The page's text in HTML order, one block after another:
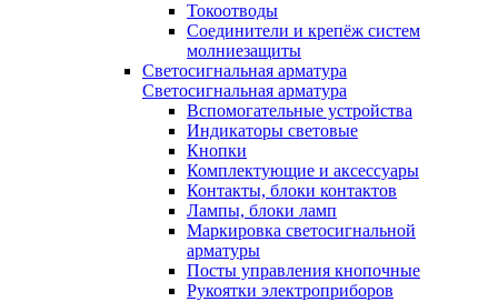
Токоотводы
Соединители и крепёж систем
молниезащиты
Светосигнальная арматура
Светосигнальная арматура
Вспомогательные устройства
Индикаторы световые
Кнопки
Комплектующие и аксессуары
Контакты, блоки контактов
Лампы, блоки ламп
Маркировка светосигнальной
арматуры
Посты управления кнопочные
Рукоятки электроприборов